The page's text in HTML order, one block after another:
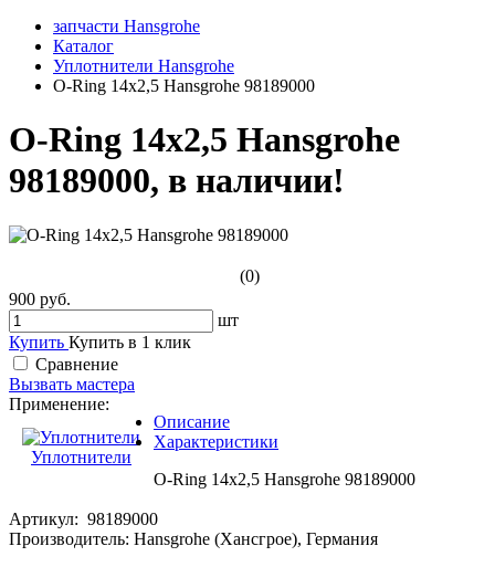
запчасти Hansgrohe
Каталог
Уплотнители Hansgrohe
O-Ring 14x2,5 Hansgrohe 98189000
O-Ring 14x2,5 Hansgrohe
98189000, в наличии!
(0)
900 руб.
шт
Купить Купить в 1 клик
Сравнение
Вызвать мастера
Применение:
Уплотнители
Описание
Характеристики
O-Ring 14x2,5 Hansgrohe 98189000
Артикул: 98189000
Производитель: Hansgrohe (Хансгрое), Германия